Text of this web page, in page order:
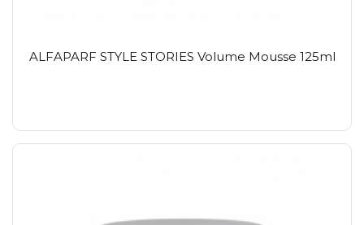
ALFAPARF STYLE STORIES Volume Mousse 125ml